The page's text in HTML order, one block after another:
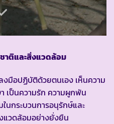
าติและสิ่งแวดล้อม
งมือปฏิบัติด้วยตนเอง เห็นความ
เป็นความรัก ความผูกพัน
นกระบวนการอนุรักษ์และ
วดล้อมอย่างยั่งยืน